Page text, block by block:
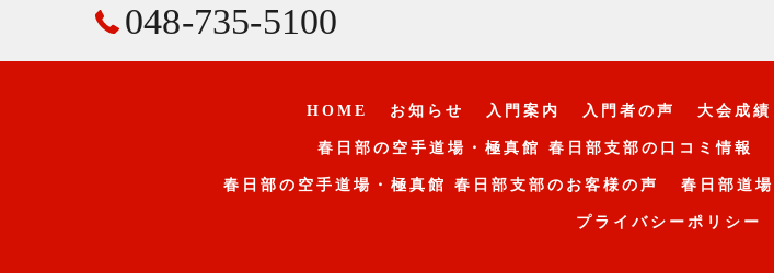
048-735-5100
HOME お知らせ 入門案内 入門者の声 大会成績
春日部の空手道場・極真館 春日部支部の口コミ情報
春日部の空手道場・極真館 春日部支部のお客様の声 春日部道場
プライバシーポリシー